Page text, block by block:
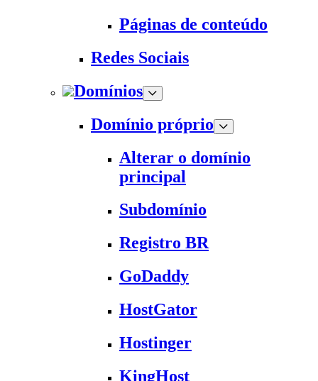
Páginas de conteúdo
Redes Sociais
Domínios
Domínio próprio
Alterar o domínio
principal
Subdomínio
Registro BR
GoDaddy
HostGator
Hostinger
KingHost